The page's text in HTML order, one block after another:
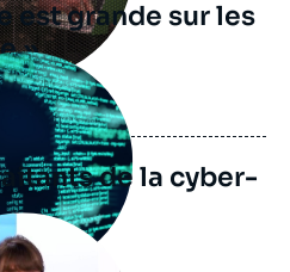
grande sur les
»
de la cyber-